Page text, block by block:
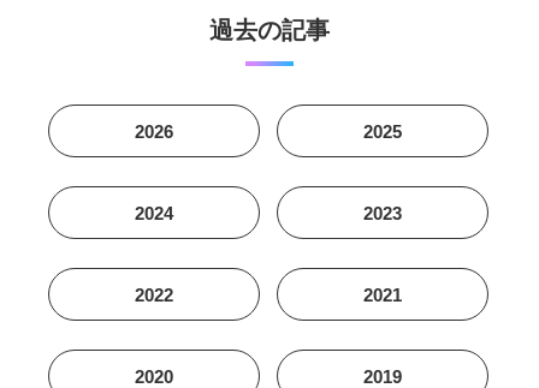
過去の記事
2026 2025
2024 2023
2022 2021
2020 2019